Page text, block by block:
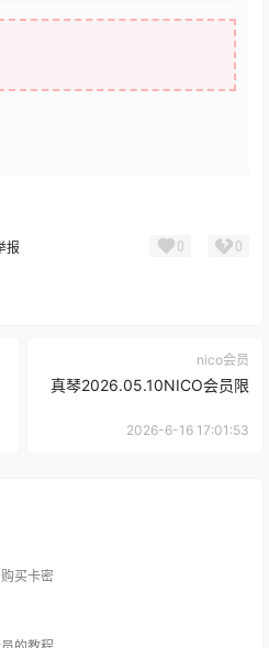
报 0 0
nico会员
真琴2026.05.10NICO会员限
2026-6-16 17:01:53
买卡密